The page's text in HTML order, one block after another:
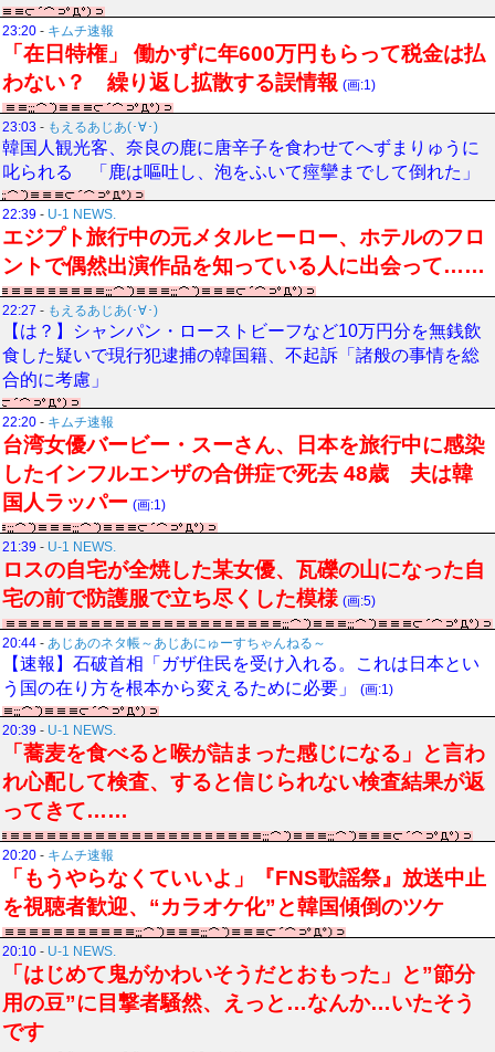
23:20 - キムチ速報
「在日特権」 働かずに年600万円もらって税金は払
わない？ 繰り返し拡散する誤情報 (画:1)
23:03 - もえるあじあ(･∀･)
韓国人観光客、奈良の鹿に唐辛子を食わせてへずまりゅうに
叱られる 「鹿は嘔吐し、泡をふいて痙攣までして倒れた」
22:39 - U-1 NEWS.
エジプト旅行中の元メタルヒーロー、ホテルのフロ
ントで偶然出演作品を知っている人に出会って……
22:27 - もえるあじあ(･∀･)
【は？】シャンパン・ローストビーフなど10万円分を無銭飲
食した疑いで現行犯逮捕の韓国籍、不起訴「諸般の事情を総
合的に考慮」
22:20 - キムチ速報
台湾女優バービー・スーさん、日本を旅行中に感染
したインフルエンザの合併症で死去 48歳 夫は韓
国人ラッパー (画:1)
21:39 - U-1 NEWS.
ロスの自宅が全焼した某女優、瓦礫の山になった自
宅の前で防護服で立ち尽くした模様 (画:5)
20:44 - あじあのネタ帳～あじあにゅーすちゃんねる～
【速報】石破首相「ガザ住民を受け入れる。これは日本とい
う国の在り方を根本から変えるために必要」
(画:1)
20:39 - U-1 NEWS.
「蕎麦を食べると喉が詰まった感じになる」と言わ
れ心配して検査、すると信じられない検査結果が返
ってきて……
20:20 - キムチ速報
「もうやらなくていいよ」『FNS歌謡祭』放送中止
を視聴者歓迎、“カラオケ化”と韓国傾倒のツケ
20:10 - U-1 NEWS.
「はじめて鬼がかわいそうだとおもった」と”節分
用の豆”に目撃者騒然、えっと…なんか…いたそう
です